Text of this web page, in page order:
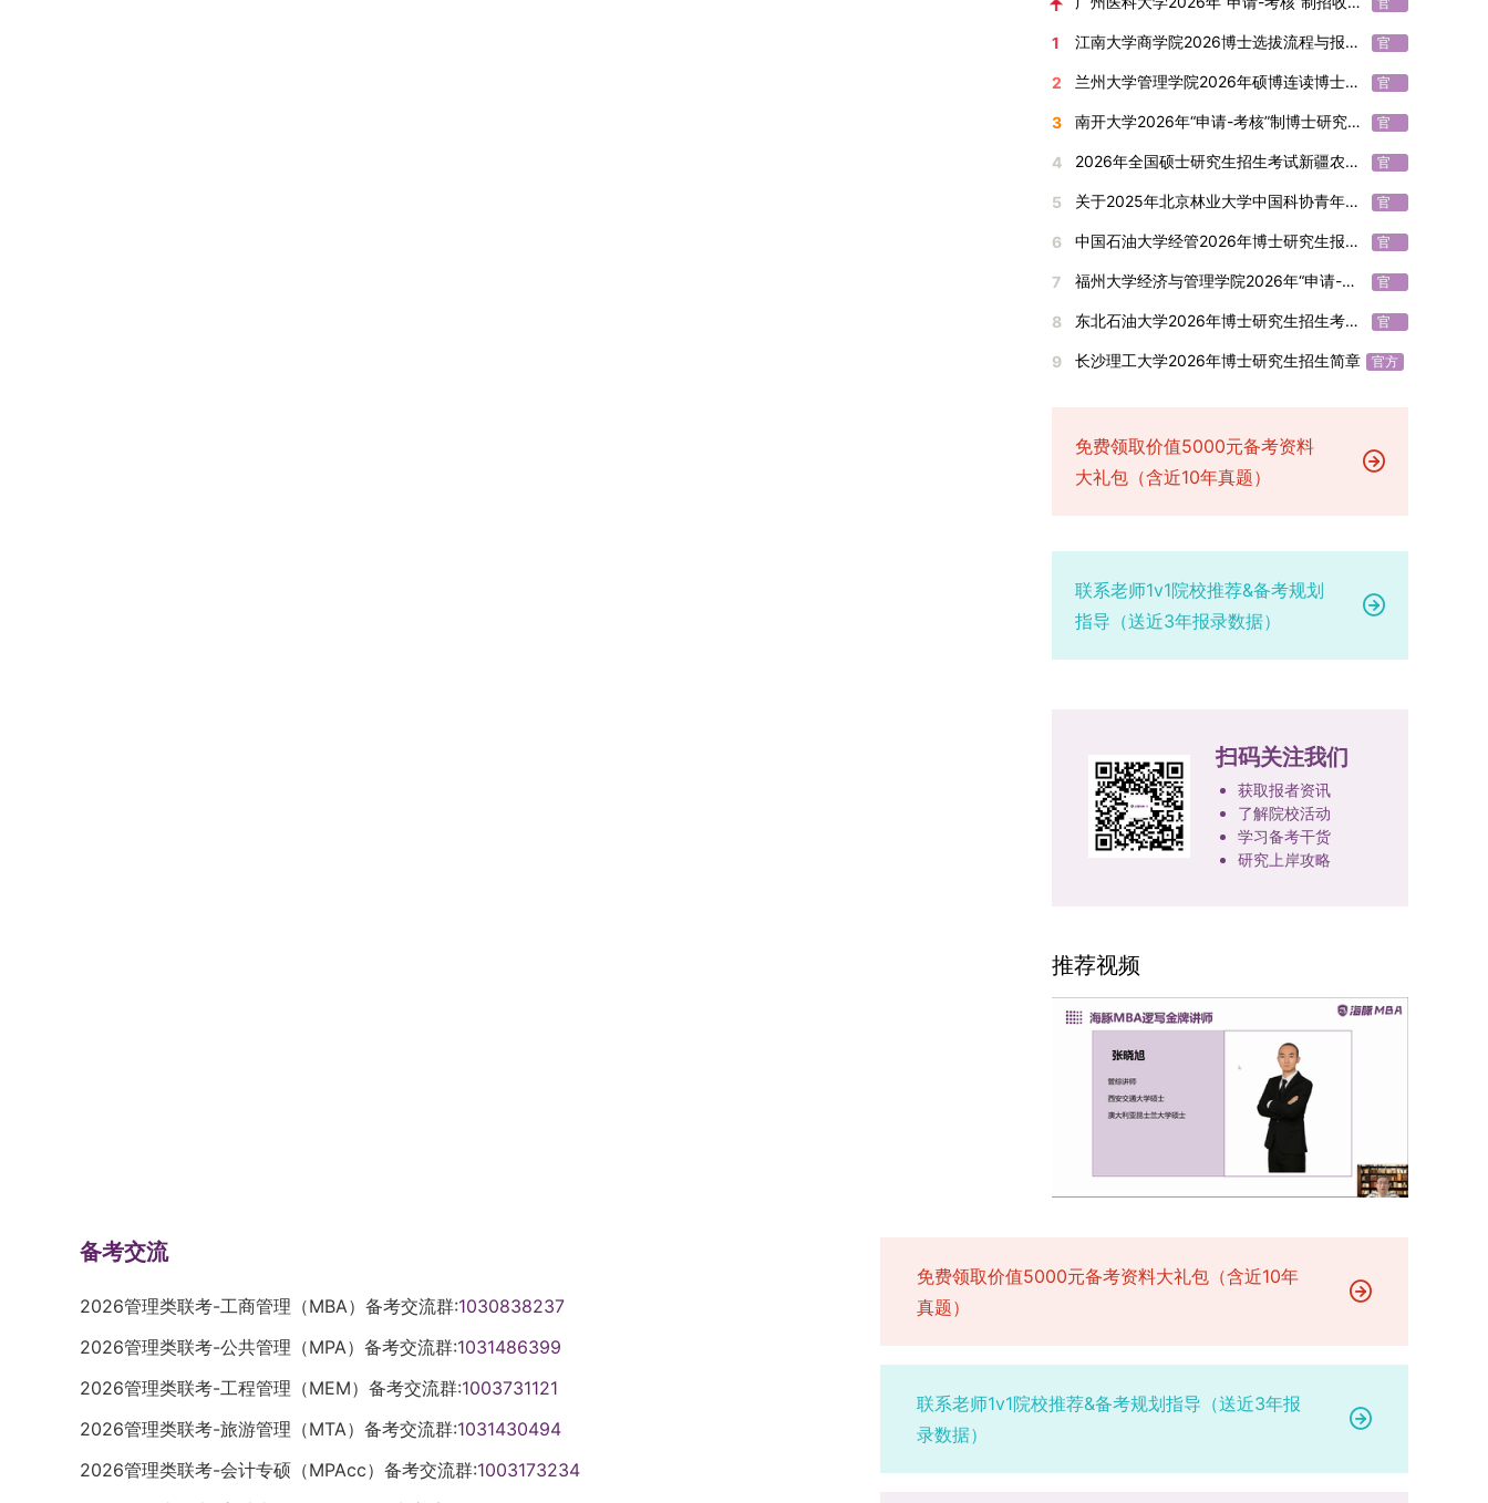
校及报考学院要求，如实提交全部申请材料并完成
线上报名程序。六、考核与录取考核工作由上海交
形式、内容及流程以学院后续公布的方案为准。录
取时将对考生进行全面考察，学术能力与思想品德
按有关规定处理。七、其他事项（一）入学时间预
计为2026年春季或秋季学期。（二）费用与奖助
期间享受学校与实验室共同提供的奖助学金待遇。
（三）住宿安排课程学习阶段由学校协调住宿；进
宿。（四）未尽事宜参照上海交通大学2026年博
浙江工业大学MBA
试的考生名单。同等学力报考者须参加学校统一组
织的政治理论考试，具体时间地点另行通知，成绩
试安排复试环节将对考生的思想品德、专业素养、
外语能力、创新意识及综合素质进行全面考察。复
合”，适用于理论经济学与应用经济学各专业，形
式为闭卷，时长为3小时，满分100分。面试环节
个人科研经历、研究成果及博士阶段研究设想等。
复试成绩按百分制计算，笔试与面试成绩各占
成绩) ÷ 2。复试成绩低于60分者不予录取。同等
思想政治与品德考核复试期间将同步进行思想政治
素质和品德考核，重点考察考生的政治态度、道德
表现材料进行复核。考核不合格者不予录取。四、
录取办法1.考生总成绩由材料评议成绩和复试成绩
加权得出，具体计算公式为：总成绩 = 材料评议
成绩 × 50% + 复试成绩 × 50%。2.录取工作坚
持“全面衡量、择优录取、保证质量、宁缺毋滥”原
甲等及以上医院或四川大学校医院出具），体检标
准按教育部及学校相关规定执行。4.拟录取名单经
网上公示，并完成体检、政审、调档等程序后，学
院将向合格考生寄发录取通知书。
兴专业招生。学校还深化科教融合，单列专项招生
计划，与中国科学院昆明植物研究所、西双版纳热
跨机构的研究生培养新机制。（一）推进招生制度
改革与生源质量提升学校建立多元化招生宣传与咨
招生，并拓展直博与硕博连读渠道，增强招生方式
的灵活性与针对性。（二）优化学科专业布局通过
不断优化学科结构。面向国家战略和产业需求，加
快布局新兴交叉学科，推动学科专业体系动态优
科研机构共建联合培养平台，打破传统院系壁垒，
革，提升研究生教育质量西南林业大学将教育、科
技、人才协同发展的理念贯穿研究生培养全过程，
论深度，强化后者课程的应用性与实践性。在产教
生联合培养基地建设管理办法》等文件，明确产学
研一体化培养定位。目前已建成8个省级科技小
院，其中2个获省级专项资金支持。专业学位案例
万元设立研究生科研创新基金，支持学生开展前沿
研究。学校还设立“香樟学术讲坛”，拓展学生学术
视野。通过系列改革，研究生科研创新与学科竞赛
成果丰硕：2024年，研究生以第一作者发表的三
检索论文占比达91.55%；在“中国研究生创新实践
的课程与培养体系，强化学术型人才的理论素养和
专业型人才的实践能力。（二）加强产教融合与平
台建设通过科技小院、联合培养基地等载体，推动
校企、校所协同育人，提升研究生解决实际问题的
能力。案例库与优质课程建设为高质量教学提供支
撑。（三）支持科研创新与学术交流学校设立专项
科研基金，举办高水平学术讲座，鼓励研究生参与
创新实践。近年来，研究生在论文发表与学科竞赛
方面取得一系列突破，体现了培养质量的显著提
通过标志着西南林业大学农林经济管理专业诞生首
位博士毕业生。待学校学位评定委员会审议通过
后，她也将成为云南省该专业首位获得博士学位的
研究生。（二）学科建设意义此次博士论文答辩的
顺利完成，是学院在农林经济管理博士研究生培养
方面取得的重要进展，反映了该学位点建设已初见
成效。这一成果不仅体现了学科建设的新突破，也
为未来农林经济管理学科的持续发展、学术交流与
合作注入了新的活力。
复试总成绩的40%，面试成绩占复试总成绩的
60%。（1）笔试：以英语能力测试为核心，重点
力，全面评估其英语综合应用水平。（2）面试：
采用综合面试形式，考核内容涵盖中英文自我介
变能力等）以及专业认知程度（包括对目标专业的
了解、学习规划等），全方位判断考生是否具备进
间初步定于2026年1月6日（星期二）下午，具体
时段划分如下：（1）笔试时段：14:30—15:30，
长120分钟。若因报名人数调整或其他特殊情况需
变更时间，学院将通过官方渠道提前通知所有考
场设置，具体的笔试教室与面试房间将在报名结束
后，通过学院官网或班级通知等方式另行公布，请
其中学校统一初试成绩占比50%，学院复试总成绩
低进行排序，需要特别注意的是，初试成绩未达到
及格线的考生，将不纳入排名范围。录取工作将严
高者优先；若该科目成绩仍相同，则比对复试
中“英语”科目的成绩，以成绩高者为优先录取对
象。5. 复试应试要求为保障复试工作的严肃性与
规范性，考生在参加笔试和面试时，必须携带本人
身份证及学生证原件，以便工作人员进行身份核
宜，均以海南大学教务处发布的自主选择专业相关
文件及后续通知为准。考生若在报名及备考过程中
有疑问，可联系学院选拔工作领导小组秘书咨询，
确保及时获取准确信息。
究生为第二作者的论文；在Nature、Science、
Cell三大顶刊及其子刊发表的论文，不受作者排名
范围。其中，被SCI、EI、ISTP收录的论文，需额
外提供检索证明，论文全文与检索证明须合并为单
如下：1. 被SCI、EI、ISTP、SSCI、A&HCI来源期
刊收录的论文：需按“检索证明（如有）+分区报告
在国内核心期刊发表的论文：需上传论文全文扫描
件；3. 已收到正式录用通知但尚未刊发的论文：
稿。（二）科研奖励、专利及专著登记细则科研奖
励与专著（含软件著作权、学术专著）需已正式获
息维护”菜单进行填报，每一项成果对应的所有证
明材料均需整合为单个PDF文件上传。各类成果附
国家授权专利：包括发明专利、实用新型专利、外
观设计专利，需上传专利受理通知书及授权证书的
成填报。填报信息需与获奖证书内容完全一致，重
点包含参赛年份、竞赛全称、竞赛类别（从系统预
设列表中选择，具体分类可参考相关说明，无对应
选项时选择“其他”，并在竞赛名称中详细标注）、
获奖等级等核心信息。获奖级别分为国际级、国家
奖项有多名研究生共同参与的，由其中1名研究生
负责统一登记，同时按证书上的姓名顺序填写所有
参赛成员及排名，其他成员无需重复填报，系统将
自动关联显示相关信息；团队中包含非本校研究生
的，需在备注栏明确说明。附件材料需上传获奖证
书的彩色扫描件。（四）学术交流活动登记细则研
究生参与的国内外学术交流活动，包括参加学术会
议听会、本人在会议上作报告及参与科考活动等，
均需在系统“学术活动信息维护”菜单进行登记。附
个PDF文件上传。二、成果审核流程及要求1. 研究
生竞赛获奖成果由竞赛指导教师负责初审；除竞赛
果，方可提交至学院及研究生院进行最终认定；未
经指导教师审核的成果，学院及研究生院不予受
理。3. 所有审核人员需对成果的真实性、等级认
及分区结果等核心信息进行严格核查，部分竞赛的
1 江南大学商学院2026博士选拔流程与报考条件汇总
官
2 兰州大学管理学院2026年硕博连读博士研究生招生“申请-考核”实施方案
官
3 南开大学2026年“申请-考核”制博士研究生招生录取工作实施细则
官
4 2026年全国硕士研究生招生考试新疆农业大学报考点网上确认公告
官
5 关于2025年北京林业大学中国科协青年科技人才培育工程博士生推荐工作的通知
官
6 中国石油大学经管2026年博士研究生报考通知
官
7 福州大学经济与管理学院2026年“申请-考核”制招收攻读博士学位研究生相关要求
官
8 东北石油大学2026年博士研究生招生考试实施细则
官
9 长沙理工大学2026年博士研究生招生简章 官方
免费领取价值5000元备考资料
大礼包（含近10年真题）
联系老师1v1院校推荐&备考规划
指导（送近3年报录数据）
扫码关注我们
获取报者资讯
了解院校活动
学习备考干货
研究上岸攻略
推荐视频
备考交流
2026管理类联考-工商管理（MBA）备考交流群:1030838237
2026管理类联考-公共管理（MPA）备考交流群:1031486399
2026管理类联考-工程管理（MEM）备考交流群:1003731121
2026管理类联考-旅游管理（MTA）备考交流群:1031430494
2026管理类联考-会计专硕（MPAcc）备考交流群:1003173234
免费领取价值5000元备考资料大礼包（含近10年
真题）
联系老师1v1院校推荐&备考规划指导（送近3年报
录数据）